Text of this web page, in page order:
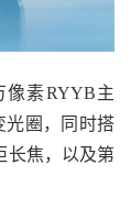
素RYYB主
光圈，同时搭
长焦，以及第